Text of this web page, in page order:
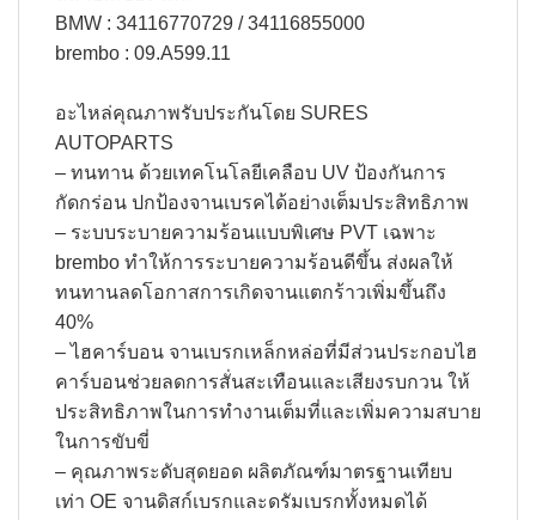
BMW : 34116770729 / 34116855000
brembo : 09.A599.11
อะไหล่คุณภาพรับประกันโดย SURES
AUTOPARTS​
– ทนทาน ด้วยเทคโนโลยีเคลือบ UV ป้องกันการ
กัดกร่อน ปกป้องจานเบรคได้อย่างเต็มประสิทธิภาพ​
– ระบบระบายความร้อนแบบพิเศษ PVT เฉพาะ
brembo ทำให้การระบายความร้อนดีขึ้น ส่งผลให้
ทนทานลดโอกาสการเกิดจานแตกร้าวเพิ่มขึ้นถึง
40%​
– ไฮคาร์บอน จานเบรกเหล็กหล่อที่มีส่วนประกอบไฮ
คาร์บอนช่วยลดการสั่นสะเทือนและเสียงรบกวน ให้
ประสิทธิภาพในการทำงานเต็มที่และเพิ่มความสบาย
ในการขับขี่​
– คุณภาพระดับสุดยอด ผลิตภัณฑ์มาตรฐานเทียบ
เท่า OE จานดิสก์เบรกและดรัมเบรกทั้งหมดได้